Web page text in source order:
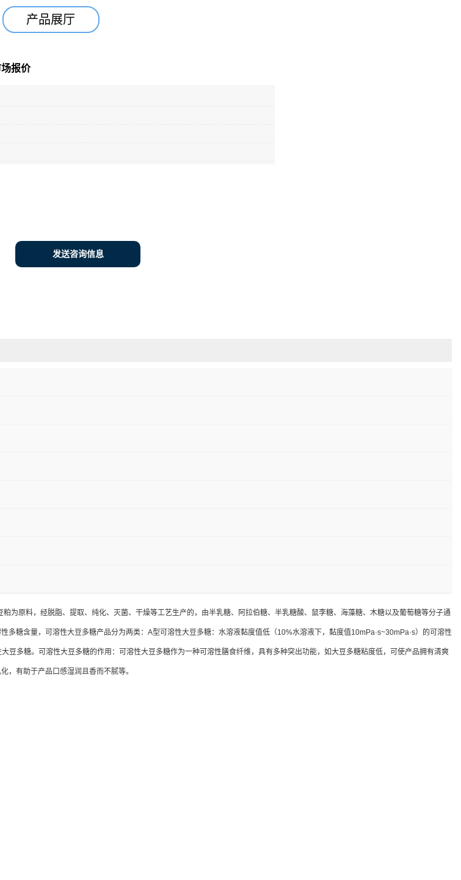
产品展厅
报价
发送咨询信息
为原料，经脱脂、提取、纯化、灭菌、干燥等工艺生产的，由半乳糖、阿拉伯糖、半乳糖酸、鼠李糖、海藻糖、木糖以及葡萄糖等分子通
糖含量，可溶性大豆多糖产品分为两类：A型可溶性大豆多糖：水溶液黏度值低（10%水溶液下，黏度值10mPa·s~30mPa·s）的可溶性
多糖。可溶性大豆多糖的作用：可溶性大豆多糖作为一种可溶性膳食纤维，具有多种突出功能，如大豆多糖粘度低，可使产品拥有清爽
，有助于产品口感湿润且香而不腻等。